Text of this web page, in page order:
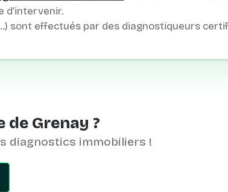
d’intervenir.
sont effectués par des diagnostiqueurs
de Grenay ?
diagnostics immobiliers !